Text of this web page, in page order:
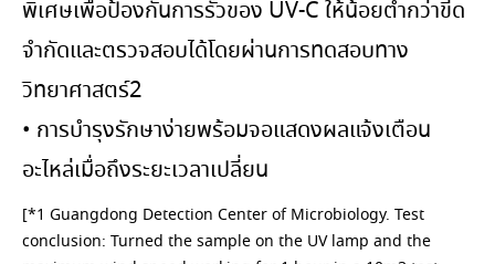
พิเศษเพื่อป้องกันการรั่วของ UV-C ให้น้อยต่ำกว่าขีด
จำกัดและตรวจสอบได้โดยผ่านการทดสอบทาง
วิทยาศาสตร์2
• การบำรุงรักษาง่ายพร้อมจอแสดงผลแจ้งเตือน
อะไหล่เมื่อถึงระยะเวลาเปลี่ยน
[*1 Guangdong Detection Center of Microbiology. Test
conclusion: Turned the sample on the UV lamp and the